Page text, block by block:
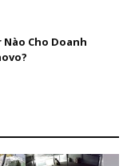
Nào Cho Doanh